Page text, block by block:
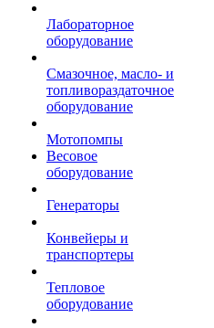
Лабораторное
оборудование
Смазочное, масло- и
топливораздаточное
оборудование
Мотопомпы
Весовое
оборудование
Генераторы
Конвейеры и
транспортеры
Тепловое
оборудование